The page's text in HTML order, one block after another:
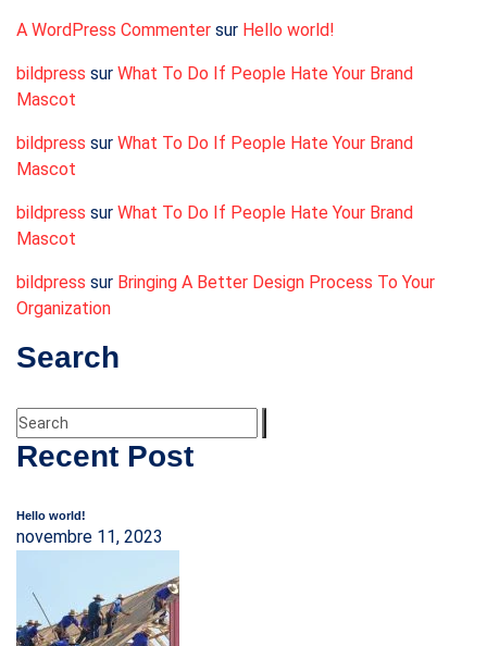
A WordPress Commenter sur Hello world!
bildpress sur What To Do If People Hate Your Brand
Mascot
bildpress sur What To Do If People Hate Your Brand
Mascot
bildpress sur What To Do If People Hate Your Brand
Mascot
bildpress sur Bringing A Better Design Process To Your
Organization
Search
Recent Post
Hello world!
novembre 11, 2023